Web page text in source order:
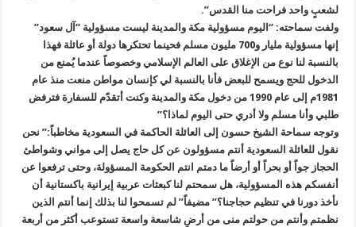
لشعبٍ واحد فراحت منا القدس”.
ولفت سماحته: “اليوم مسؤولية مكة والمدينة ليست مسؤولية “آل سعود”
إنها مسؤولية مليار و700 مليون مسلم فحينما تحتكرها دولة أو عائلة فهذا
بالنسبة لنا نوع من الإغلاق على العالم الإسلامي وخصوصاً عندما يُمنع من
الدخول للحج ويسمح للبعض فأنا بالنسبة لي كإنسان مواطن منعت منذ عام
1981م إلى عام 1990 من دخول مكة والمدينة وكنت أتقدّم للسفارة فترفض
طلبي وأنا مسلم ولا أدري حتى اليوم لماذا؟”
وتوجه سماحة الشيخ حسون إلى العائلة الحاكمة في السعودية مخاطباً:” نحن
نقول للعائلة السعودية أنتم مسؤولون عن كل حاج يصل إلى مواني وشواطئ
الحجاز جواً أو بحراً أو أرضاً ما دمتم انتم الحكومة المسؤولة، وحتى ترفعوا عن
أنفسكم هذه المسؤولية، هل سمحتم لنا كبعثات عربية إيرانية باكستانية أن
نأخذ دورنا في تنظيم حجاجنا؟” مضيفاً” لم تسمحوا لنا بذلك إنما أنتم الذين
نظمتم وأنتم من حولتم منى من أرضٍ شاسعة واسعة تستوعب أكثر من أربعة